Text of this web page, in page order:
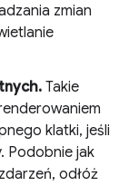
zmian
Takie
klatki, jeśli
Podobnie jak
odłóż